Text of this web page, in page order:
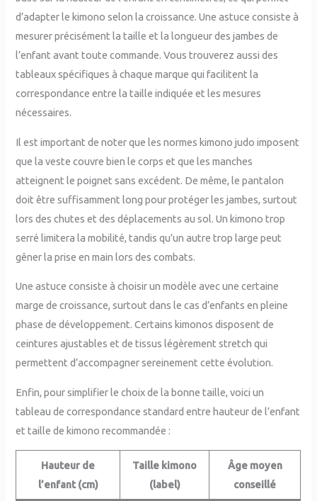
d’adapter le kimono selon la croissance. Une astuce consiste à
mesurer précisément la taille et la longueur des jambes de
l’enfant avant toute commande. Vous trouverez aussi des
tableaux spécifiques à chaque marque qui facilitent la
correspondance entre la taille indiquée et les mesures
nécessaires.
Il est important de noter que les normes kimono judo imposent
que la veste couvre bien le corps et que les manches
atteignent le poignet sans excédent. De même, le pantalon
doit être suffisamment long pour protéger les jambes, surtout
lors des chutes et des déplacements au sol. Un kimono trop
serré limitera la mobilité, tandis qu’un autre trop large peut
gêner la prise en main lors des combats.
Une astuce consiste à choisir un modèle avec une certaine
marge de croissance, surtout dans le cas d’enfants en pleine
phase de développement. Certains kimonos disposent de
ceintures ajustables et de tissus légèrement stretch qui
permettent d’accompagner sereinement cette évolution.
Enfin, pour simplifier le choix de la bonne taille, voici un
tableau de correspondance standard entre hauteur de l’enfant
et taille de kimono recommandée :
Hauteur de
l’enfant (cm)
Taille kimono
(label)
Âge moyen
conseillé